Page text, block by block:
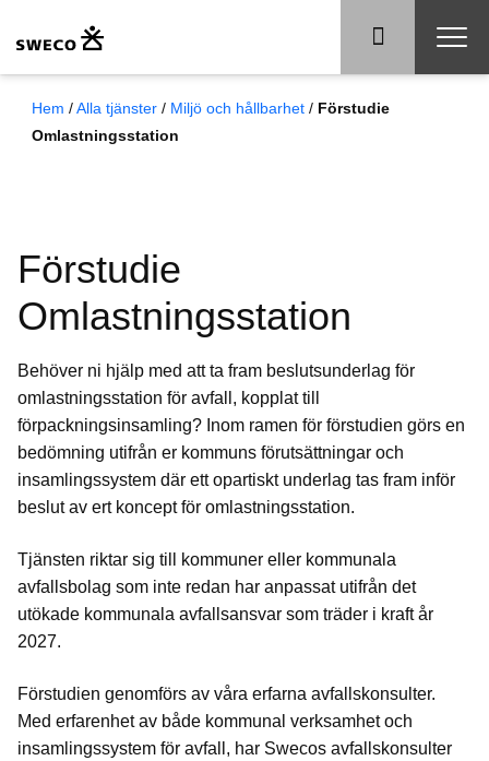
Hem /Alla tjänster / Miljö och hållbarhet / Förstudie
Omlastningsstation
Förstudie
Omlastningsstation
Behöver ni hjälp med att ta fram beslutsunderlag för
omlastningsstation för avfall, kopplat till
förpackningsinsamling? Inom ramen för förstudien görs en
bedömning utifrån er kommuns förutsättningar och
insamlingssystem där ett opartiskt underlag tas fram inför
beslut av ert koncept för omlastningsstation.
Tjänsten riktar sig till kommuner eller kommunala
avfallsbolag som inte redan har anpassat utifrån det
utökade kommunala avfallsansvar som träder i kraft år
2027.
Förstudien genomförs av våra erfarna avfallskonsulter.
Med erfarenhet av både kommunal verksamhet och
insamlingssystem för avfall, har Swecos avfallskonsulter